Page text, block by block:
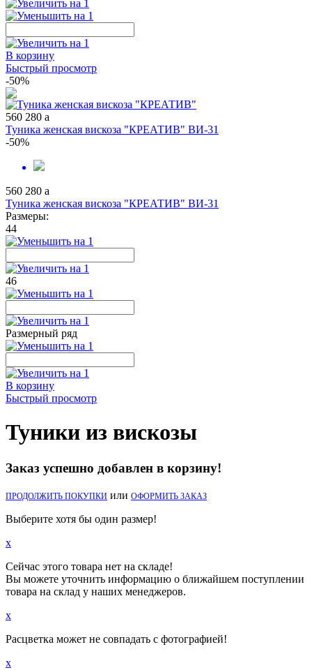
В корзину
Быстрый просмотр
-50%
560 280 a
Туника женская вискоза "КРЕАТИВ" ВИ-31
-50%
560 280 a
Туника женская вискоза "КРЕАТИВ" ВИ-31
Размеры:
44
46
Размерный ряд
В корзину
Быстрый просмотр
Туники из вискозы
Заказ успешно добавлен в корзину!
ПРОДОЛЖИТЬ ПОКУПКИ или ОФОРМИТЬ ЗАКАЗ
Выберите хотя бы один размер!
x
Сейчас этого товара нет на складе!
Вы можете уточнить информацию о ближайшем поступлении
товара на склад у наших менеджеров.
x
Расцветка может не совпадать с фотографией!
x